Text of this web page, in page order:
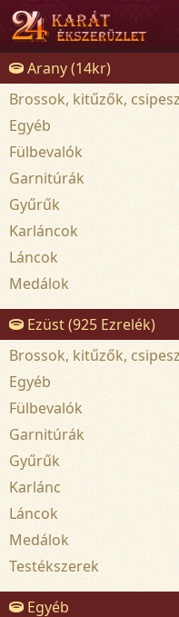
Arany (14kr)
Brossok, kitűzők,
Egyéb
Fülbevalók
Garnitúrák
Gyűrűk
Karláncok
Láncok
Medálok
Ezüst (925 Ezrelék)
Brossok, kitűzők,
Egyéb
Fülbevalók
Garnitúrák
Gyűrűk
Karlánc
Láncok
Medálok
Testékszerek
Egyéb